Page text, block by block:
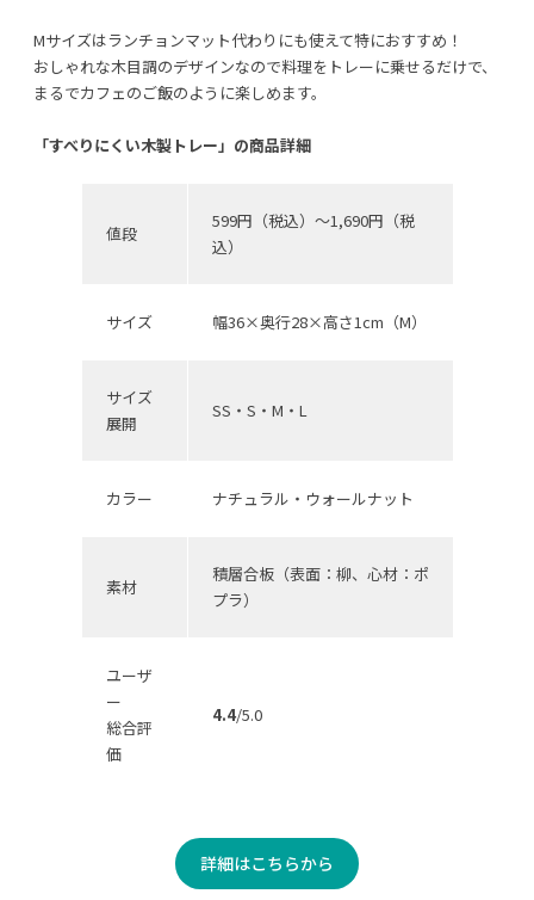
Mサイズはランチョンマット代わりにも使えて特におすすめ！
おしゃれな木目調のデザインなので料理をトレーに乗せるだけで、
まるでカフェのご飯のように楽しめます。
「すべりにくい木製トレー」の商品詳細
値段
599円（税込）〜1,690円（税
込）
サイズ 幅36×奥行28×高さ1cm（M）
サイズ
展開
SS・S・M・L
カラー ナチュラル・ウォールナット
素材
積層合板（表面：柳、心材：ポ
プラ）
ユーザ
ー
総合評
価
4.4/5.0
詳細はこちらから